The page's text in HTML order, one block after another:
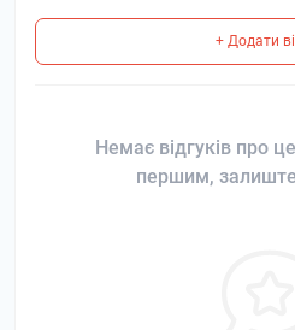
+ Додати
Немає відгуків про
першим, залиште